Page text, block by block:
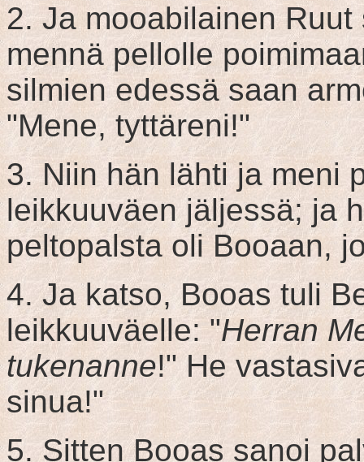
2. Ja mooabilainen
mennä pellolle
silmien edessä saan
"Mene, tyttäreni!"
3. Niin hän lähti ja meni
leikkuuväen jäljessä; ja
peltopalsta oli Booaan,
4. Ja katso, Booas tuli
leikkuuväelle: "Herran
tukenanne!" He
sinua!"
5. Sitten Booas sanoi